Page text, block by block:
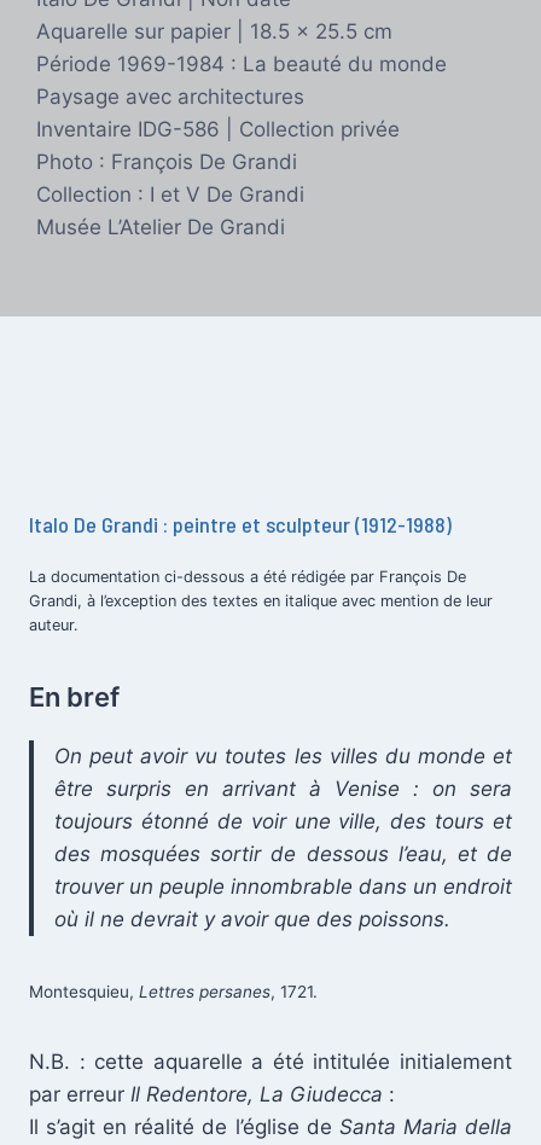
Aquarelle sur papier | 18.5 x 25.5 cm
Période 1969-1984 : La beauté du monde
Paysage avec architectures
Inventaire IDG-586 | Collection privée
Photo : François De Grandi
Collection : I et V De Grandi
Musée L’Atelier De Grandi
Italo De Grandi : peintre et sculpteur (1912-1988)
La documentation ci-dessous a été rédigée par François De
Grandi, à l’exception des textes en italique avec mention de leur
auteur.
En bref
On peut avoir vu toutes les villes du monde et
être surpris en arrivant à Venise : on sera
toujours étonné de voir une ville, des tours et
des mosquées sortir de dessous l’eau, et de
trouver un peuple innombrable dans un endroit
où il ne devrait y avoir que des poissons.
Montesquieu, Lettres persanes, 1721.
N.B. : cette aquarelle a été intitulée initialement
par erreur Il Redentore, La Giudecca :
Il s’agit en réalité de l’église de Santa Maria della